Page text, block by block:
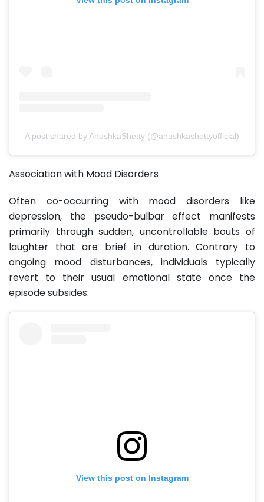
A post shared by AnushkaShetty (@anushkashettyofficial)
Association with Mood Disorders
Often co-occurring with mood disorders like
depression, the pseudo-bulbar effect manifests
primarily through sudden, uncontrollable bouts of
laughter that are brief in duration. Contrary to
ongoing mood disturbances, individuals typically
revert to their usual emotional state once the
episode subsides.
View this post on Instagram